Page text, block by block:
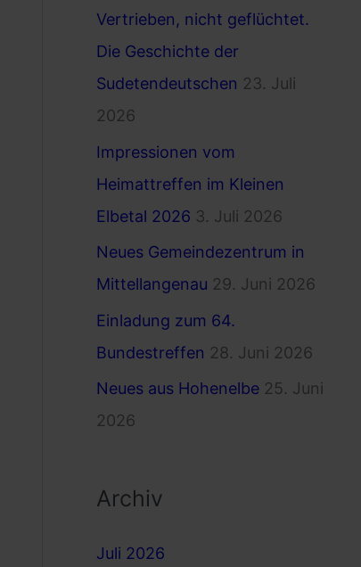
n
n
a
c
h
:
Vertrieben, nicht geflüchtet.
Die Geschichte der
Sudetendeutschen 23. Juli
2026
Impressionen vom
Heimattreffen im Kleinen
Elbetal 2026 3. Juli 2026
Neues Gemeindezentrum in
Mittellangenau 29. Juni 2026
Einladung zum 64.
Bundestreffen 28. Juni 2026
Neues aus Hohenelbe 25. Juni
2026
Archiv
Juli 2026